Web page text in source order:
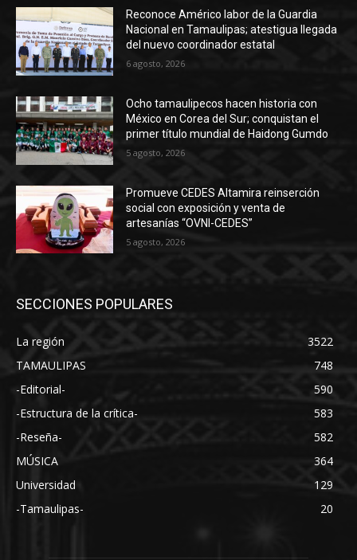
Reconoce Américo labor de la Guardia
Nacional en Tamaulipas; atestigua llegada
del nuevo coordinador estatal
6 agosto, 2026
Ocho tamaulipecos hacen historia con
México en Corea del Sur; conquistan el
primer título mundial de Haidong Gumdo
5 agosto, 2026
Promueve CEDES Altamira reinserción
social con exposición y venta de
artesanías “OVNI-CEDES”
5 agosto, 2026
SECCIONES POPULARES
La región
3522
TAMAULIPAS
748
-Editorial-
590
-Estructura de la crítica-
583
-Reseña-
582
MÚSICA
364
Universidad
129
-Tamaulipas-
20